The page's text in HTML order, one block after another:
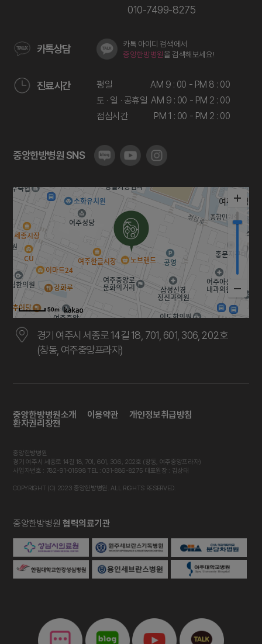
010-7499-8275
카톡상담
카톡 아이디 검색에서
중앙한방병원을 검색해보세요!
진료시간 평일
AM 9 : 00 - PM 8 : 00
토 · 일 · 공휴일 AM 9 : 00 - PM 2 : 00
점심시간
PM 1 : 00 - PM 2 : 00
중앙한방병원 SNS
50m
경기 여주시 세종로 14길 18, 701, 601, 306, 202호
(창동, 여주중앙프라자)
중앙한방병원소개 이용약관 개인정보취급방침
환자권리장전
중앙한방병원
경기 여주시 세종로 14길 18, 701, 601, 306, 202호 (창동, 여주중앙프라자)
사업자번호 : 782-91-01598 TEL : 031-886-8275 대표원장 : 김상태
COPYRIGHT (C) 2023 중앙한방병원. ALL RIGHTS RESERVED.
중앙한방병원협력의료기관